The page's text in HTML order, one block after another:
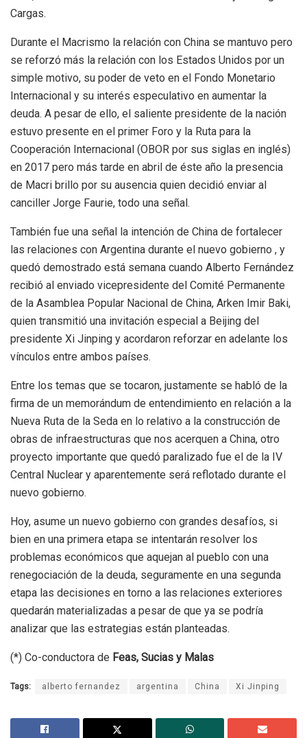
Cargas.
Durante el Macrismo la relación con China se mantuvo pero
se reforzó más la relación con los Estados Unidos por un
simple motivo, su poder de veto en el Fondo Monetario
Internacional y su interés especulativo en aumentar la
deuda. A pesar de ello, el saliente presidente de la nación
estuvo presente en el primer Foro y la Ruta para la
Cooperación Internacional (OBOR por sus siglas en inglés)
en 2017 pero más tarde en abril de éste año la presencia
de Macri brillo por su ausencia quien decidió enviar al
canciller Jorge Faurie, todo una señal.
También fue una señal la intención de China de fortalecer
las relaciones con Argentina durante el nuevo gobierno , y
quedó demostrado está semana cuando Alberto Fernández
recibió al enviado vicepresidente del Comité Permanente
de la Asamblea Popular Nacional de China, Arken Imir Baki,
quien transmitió una invitación especial a Beijing del
presidente Xi Jinping y acordaron reforzar en adelante los
vínculos entre ambos países.
Entre los temas que se tocaron, justamente se habló de la
firma de un memorándum de entendimiento en relación a la
Nueva Ruta de la Seda en lo relativo a la construcción de
obras de infraestructuras que nos acerquen a China, otro
proyecto importante que quedó paralizado fue el de la IV
Central Nuclear y aparentemente será reflotado durante el
nuevo gobierno.
Hoy, asume un nuevo gobierno con grandes desafíos, si
bien en una primera etapa se intentarán resolver los
problemas económicos que aquejan al pueblo con una
renegociación de la deuda, seguramente en una segunda
etapa las decisiones en torno a las relaciones exteriores
quedarán materializadas a pesar de que ya se podría
analizar que las estrategias están planteadas.
(*) Co-conductora de Feas, Sucias y Malas
Tags: alberto fernandez argentina China Xi Jinping